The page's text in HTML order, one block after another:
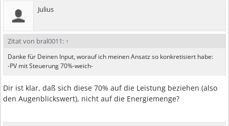
Julius
Zitat von bral0011: ↑
Danke für Deinen Input, worauf ich meinen Ansatz so konkretisiert habe:
-PV mit Steuerung 70%-weich-
Dir ist klar, daß sich diese 70% auf die Leistung beziehen (also
den Augenblickswert), nicht auf die Energiemenge?